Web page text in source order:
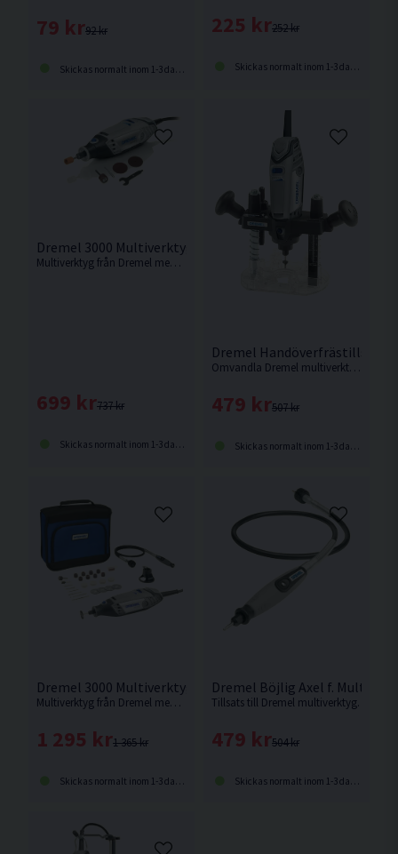
92 kr
79 kr
Skickas normalt inom 1-3 dagar
252 kr
225 kr
Skickas normalt inom 1-3 dagar
Dremel 3000 Multiverktyg Inkl 5st Tillbehör
Multiverktyg från Dremel med 5st tillbehör.
737 kr
699 kr
Skickas normalt inom 1-3 dagar
Dremel Handöverfrästillsats
Omvandla Dremel multiverktyg till en handöverfräs med denna smarta tillsats.
507 kr
479 kr
Skickas normalt inom 1-3 dagar
Dremel 3000 Multiverktyg Inkl 25st Tillbehör & Väska
Multiverktyg från Dremel med 25st tillbehör & förvaringsväska.
1 365 kr
1 295 kr
Skickas normalt inom 1-3 dagar
Dremel Böjlig Axel f.
Tillsats till Dremel multiverktyg.
504 kr
479 kr
Skickas normalt inom 1-3 dagar